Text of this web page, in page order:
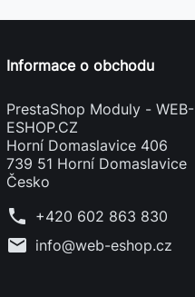
Informace o obchodu
PrestaShop Moduly - WEB-
ESHOP.CZ
Horní Domaslavice 406
739 51 Horní Domaslavice
Česko
phone +420 602 863 830
mail info@web-eshop.cz